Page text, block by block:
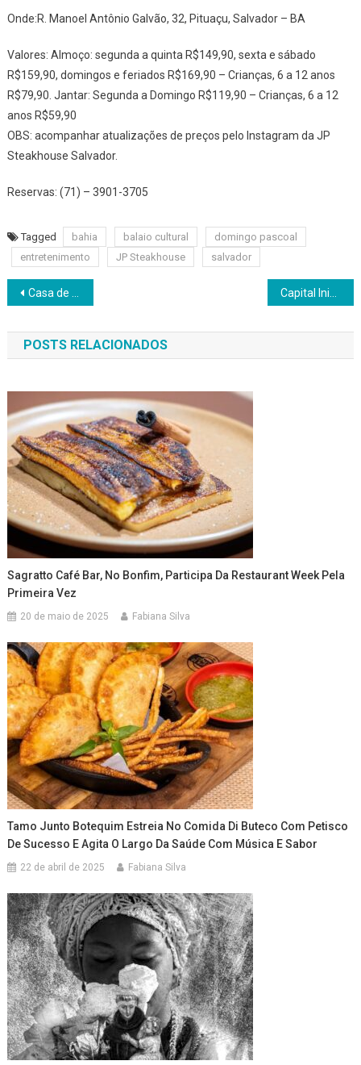
Onde:R. Manoel Antônio Galvão, 32, Pituaçu, Salvador – BA
Valores: Almoço: segunda a quinta R$149,90, sexta e sábado
R$159,90, domingos e feriados R$169,90 – Crianças, 6 a 12 anos
R$79,90. Jantar: Segunda a Domingo R$119,90 – Crianças, 6 a 12
anos R$59,90
OBS: acompanhar atualizações de preços pelo Instagram da JP
Steakhouse Salvador.
Reservas: (71) – 3901-3705
Tagged bahia balaio cultural
domingo pascoal
entretenimento
JP Steakhouse salvador
Navegação
de
Post
Casa de Tereza e Chef Tereza Paim apresentam o cardápio “Santo Menu” para Semana Santa
POSTS RELACIONADOS
Sagratto Café Bar, No Bonfim, Participa Da Restaurant Week Pela
Primeira Vez
20 de maio de 2025 Fabiana Silva
Tamo Junto Botequim Estreia No Comida Di Buteco Com Petisco
De Sucesso E Agita O Largo Da Saúde Com Música E Sabor
22 de abril de 2025 Fabiana Silva